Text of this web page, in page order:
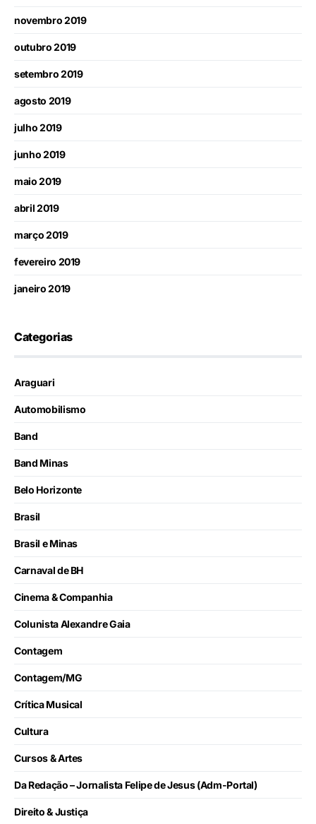
novembro 2019
outubro 2019
setembro 2019
agosto 2019
julho 2019
junho 2019
maio 2019
abril 2019
março 2019
fevereiro 2019
janeiro 2019
Categorias
Araguari
Automobilismo
Band
Band Minas
Belo Horizonte
Brasil
Brasil e Minas
Carnaval de BH
Cinema & Companhia
Colunista Alexandre Gaia
Contagem
Contagem/MG
Crítica Musical
Cultura
Cursos & Artes
Da Redação – Jornalista Felipe de Jesus (Adm-Portal)
Direito & Justiça